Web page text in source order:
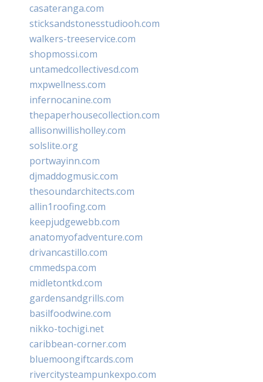
casateranga.com
sticksandstonesstudiooh.com
walkers-treeservice.com
shopmossi.com
untamedcollectivesd.com
mxpwellness.com
infernocanine.com
thepaperhousecollection.com
allisonwillisholley.com
solslite.org
portwayinn.com
djmaddogmusic.com
thesoundarchitects.com
allin1roofing.com
keepjudgewebb.com
anatomyofadventure.com
drivancastillo.com
cmmedspa.com
midletontkd.com
gardensandgrills.com
basilfoodwine.com
nikko-tochigi.net
caribbean-corner.com
bluemoongiftcards.com
rivercitysteampunkexpo.com